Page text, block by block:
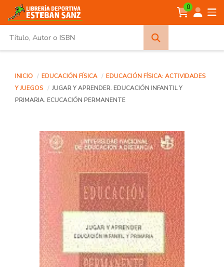
0
INICIO EDUCACIÓN FÍSICA
EDUCACIÓN FÍSICA: ACTIVIDADES
Y JUEGOS
JUGAR Y APRENDER. EDUCACIÓN INFANTIL Y
PRIMARIA. ECUCACIÓN PERMANENTE